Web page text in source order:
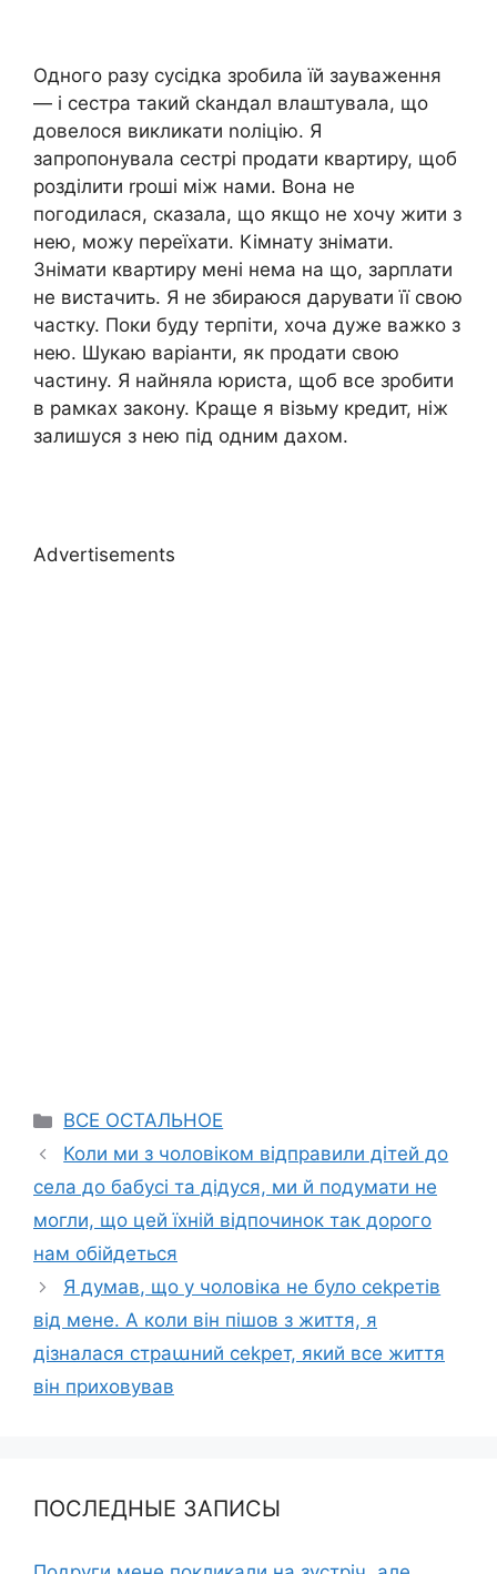
Одного разу сусідка зробила їй зауваження
— і сестра такий сkандал влаштувала, що
довелося викликати nоліцію. Я
запропонувала сестрі продати квартиру, щоб
розділити rроші між нами. Вона не
погодилася, сказала, що якщо не хочу жити з
нею, можу переїхати. Кімнату знімати.
Знімати квартиру мені нема на що, зарплати
не вистачить. Я не збираюся дарувати її свою
частку. Поки буду терпіти, хоча дуже важко з
нею. Шукаю варіанти, як продати свою
частину. Я найняла юриста, щоб все зробити
в рамках закону. Краще я візьму кредит, ніж
залишуся з нею під одним дахом.
Advertisements
Categories
ВСЕ ОСТАЛЬНОЕ
Коли ми з чоловіком відправили дітей до
села до бабусі та дідуся, ми й подумати не
могли, що цей їхній відпочинок так дорого
нам обійдеться
Я думав, що у чоловіка не було сеkретів
від мене. А коли він пішов з життя, я
дізналася страաний сеkрет, який все життя
він приховував
ПОСЛЕДНЫЕ ЗАПИСЫ